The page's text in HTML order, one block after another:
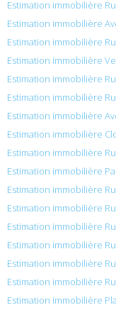
Estimation immobilière
Estimation immobilière
Estimation immobilière
Estimation immobilière
Estimation immobilière
Estimation immobilière
Estimation immobilière
Estimation immobilière
Estimation immobilière
Estimation immobilière
Estimation immobilière
Estimation immobilière
Estimation immobilière
Estimation immobilière
Estimation immobilière
Estimation immobilière
Estimation immobilière